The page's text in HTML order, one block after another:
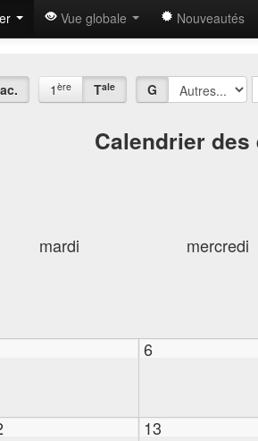
Vue globale Nouveautés
1 ère Tale G
Calendrier des
mardi mercredi
6
13